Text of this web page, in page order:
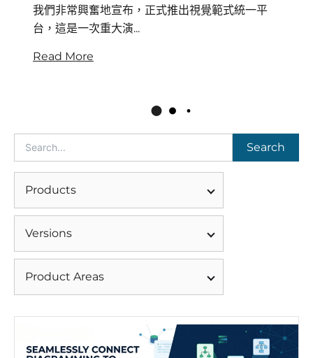
我們非常興奮地宣布，正式推出視覺範式統一平
台，這是一次重大演...
Read More
Search
Products
Versions
Product Areas